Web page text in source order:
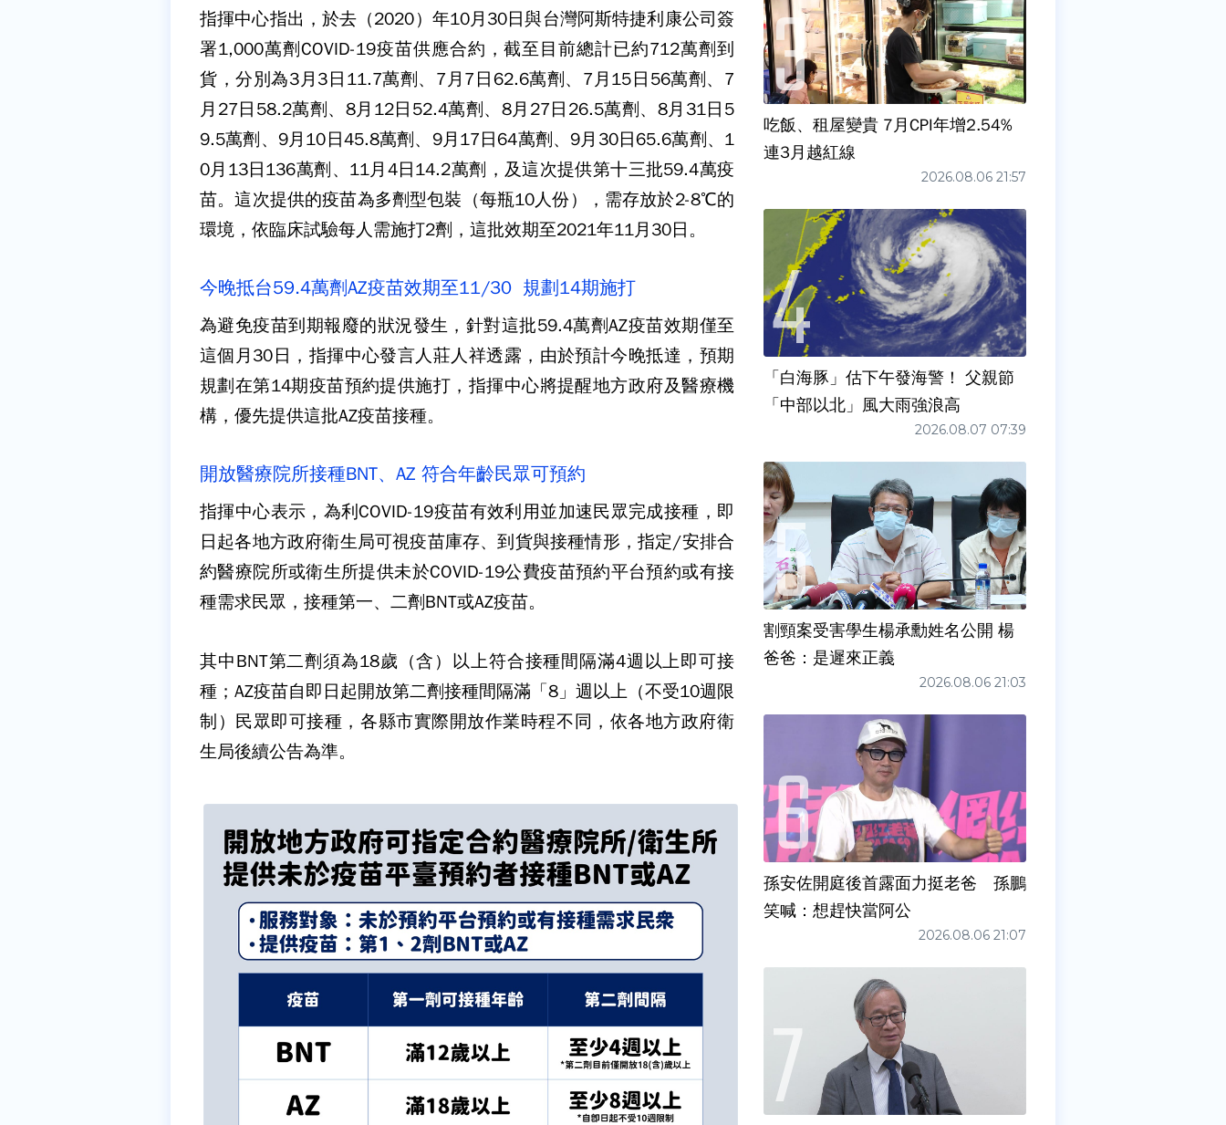
指揮中心指出，於去（2020）年10月30日與台灣阿斯特捷利康公司簽
署1,000萬劑COVID-19疫苗供應合約，截至目前總計已約712萬劑到
貨，分別為3月3日11.7萬劑、7月7日62.6萬劑、7月15日56萬劑、7
月27日58.2萬劑、8月12日52.4萬劑、8月27日26.5萬劑、8月31日5
9.5萬劑、9月10日45.8萬劑、9月17日64萬劑、9月30日65.6萬劑、1
0月13日136萬劑、11月4日14.2萬劑，及這次提供第十三批59.4萬疫
苗。這次提供的疫苗為多劑型包裝（每瓶10人份），需存放於2-8℃的
環境，依臨床試驗每人需施打2劑，這批效期至2021年11月30日。
今晚抵台59.4萬劑AZ疫苗效期至11/30 規劃14期施打
為避免疫苗到期報廢的狀況發生，針對這批59.4萬劑AZ疫苗效期僅至
這個月30日，指揮中心發言人莊人祥透露，由於預計今晚抵達，預期
規劃在第14期疫苗預約提供施打，指揮中心將提醒地方政府及醫療機
構，優先提供這批AZ疫苗接種。
開放醫療院所接種BNT、AZ 符合年齡民眾可預約
指揮中心表示，為利COVID-19疫苗有效利用並加速民眾完成接種，即
日起各地方政府衛生局可視疫苗庫存、到貨與接種情形，指定/安排合
約醫療院所或衛生所提供未於COVID-19公費疫苗預約平台預約或有接
種需求民眾，接種第一、二劑BNT或AZ疫苗。
其中BNT第二劑須為18歲（含）以上符合接種間隔滿4週以上即可接
種；AZ疫苗自即日起開放第二劑接種間隔滿「8」週以上（不受10週限
制）民眾即可接種，各縣市實際開放作業時程不同，依各地方政府衛
生局後續公告為準。
吃飯、租屋變貴 7月CPI年增2.54%
連3月越紅線
2026.08.06 21:57
「白海豚」估下午發海警！ 父親節
「中部以北」風大雨強浪高
2026.08.07 07:39
割頸案受害學生楊承勳姓名公開 楊
爸爸：是遲來正義
2026.08.06 21:03
孫安佐開庭後首露面力挺老爸 孫鵬
笑喊：想趕快當阿公
2026.08.06 21:07